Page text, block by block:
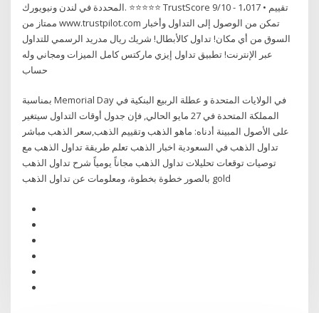
المحددة في لندن ونيويورك. ⭐⭐⭐⭐⭐ TrustScore 9/10 - 1،017 تقييم •
ممتاز من www.trustpilot.com تمكن من الوصول إلى التداول وأخبار
السوق من أي مكان! تداول كالأبطال! شريك ريال مدريد الرسمي للتداول
عبر الإنترنت! تطبيق تداول إيزي ماركتس كامل الميزات ومجاني وله
حساب
بمناسبة Memorial Day في الولايات المتحدة و عطلة الربيع البنكية في
المملكة المتحدة في 27 مايو الحالي, فإن جدول أوقات التداول سيتغير
على الأصول المبينة أدناه: ماهو الذهب وتقييم الذهب,سعر الذهب مباشر
تداول الذهب في السعودية اخبار الذهب تعلم طريقة تداول الذهب مع
توصيات توقعات تحليلات تداول الذهب مجاناً يومياً شرح تداول الذهب
بالصور خطوة بخطوة، ومعلومات عن تداول الذهب gold